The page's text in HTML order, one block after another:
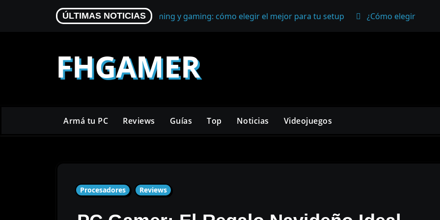
ÚLTIMAS NOTICIAS
Micrófono para streaming y gaming: cómo elegir el mejor para tu setup ¿Cómo elegir un
FHGAMER
Armá tu PC Reviews Guías Top Noticias Videojuegos
Procesadores Reviews